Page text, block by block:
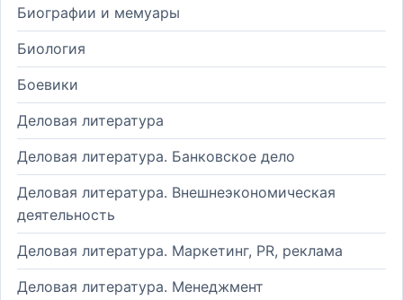
Биографии и мемуары
Биология
Боевики
Деловая литература
Деловая литература. Банковское дело
Деловая литература. Внешнеэкономическая
деятельность
Деловая литература. Маркетинг, PR, реклама
Деловая литература. Менеджмент